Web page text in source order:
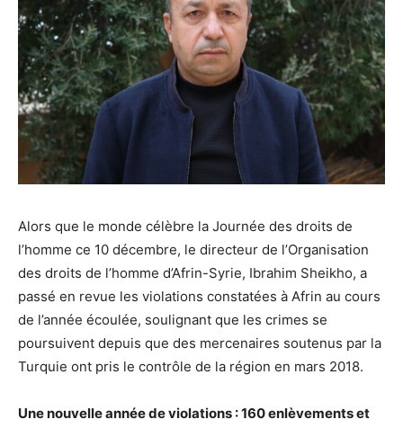
Alors que le monde célèbre la Journée des droits de
l’homme ce 10 décembre, le directeur de l’Organisation
des droits de l’homme d’Afrin-Syrie, Ibrahim Sheikho, a
passé en revue les violations constatées à Afrin au cours
de l’année écoulée, soulignant que les crimes se
poursuivent depuis que des mercenaires soutenus par la
Turquie ont pris le contrôle de la région en mars 2018.
Une nouvelle année de violations : 160 enlèvements et